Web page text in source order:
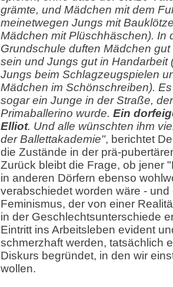
grämte, und Mädchen mit dem
meinetwegen Jungs mit
Mädchen mit Plüschhäschen). In
Grundschule duften Mädchen gut
sein und Jungs gut in Handarbeit
Jungs beim Schlagzeugspielen
Mädchen im Schönschreiben).
sogar ein Junge in der Straße, der
Primaballerino wurde. Ein
Elliot. Und alle wünschten ihm
der Ballettakademie", berichtet
die Zustände in der prä-
Zurück bleibt die Frage, ob jener
in anderen Dörfern ebenso
verabschiedet worden wäre - und
Feminismus, der von einer
in der Geschlechtsunterschiede
Eintritt ins Arbeitsleben evident
schmerzhaft werden, tatsächlich
Diskurs begründet, in den wir
wollen.